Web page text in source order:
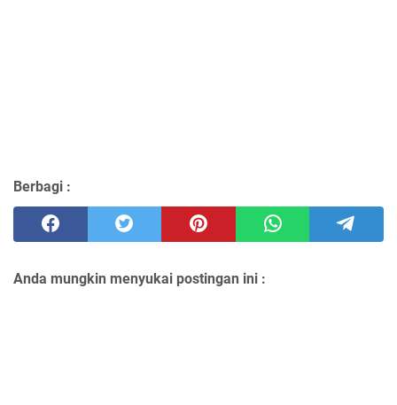
Berbagi :
Anda mungkin menyukai postingan ini :